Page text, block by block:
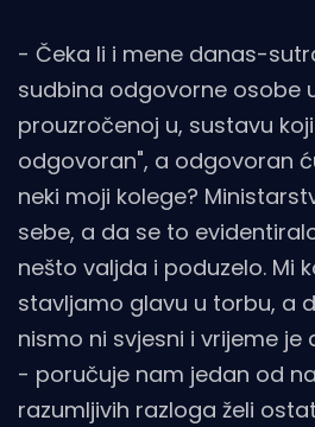
- Čeka li i mene danas-
sudbina odgovorne osobe
prouzročenoj u, sustavu
odgovoran", a odgovoran
neki moji kolege?
sebe, a da se to
nešto valjda i poduzelo. Mi
stavljamo glavu u torbu, a
nismo ni svjesni i vrijeme je
- poručuje nam jedan od
razumljivih razloga želi